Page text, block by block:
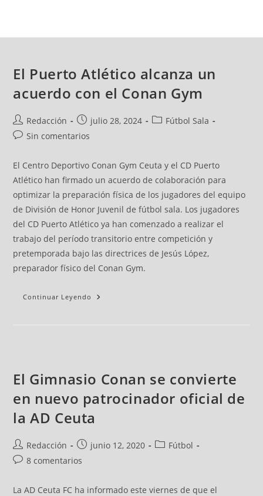
El Puerto Atlético alcanza un
acuerdo con el Conan Gym
Redacción julio 28, 2024
Fútbol Sala
Sin comentarios
El Centro Deportivo Conan Gym Ceuta y el CD Puerto
Atlético han firmado un acuerdo de colaboración para
optimizar la preparación física de los jugadores del equipo
de División de Honor Juvenil de fútbol sala. Los jugadores
del CD Puerto Atlético ya han comenzado a realizar el
trabajo del período transitorio entre competición y
pretemporada bajo las directrices de Jesús López,
preparador físico del Conan Gym.
Continuar Leyendo
El Gimnasio Conan se convierte
en nuevo patrocinador oficial de
la AD Ceuta
Redacción junio 12, 2020
Fútbol
8 comentarios
La AD Ceuta FC ha informado este viernes de que el